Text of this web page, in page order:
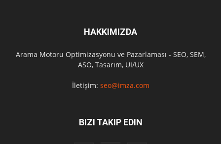
HAKKIMIZDA
Arama Motoru Optimizasyonu ve Pazarlaması - SEO, SEM,
ASO, Tasarım, UI/UX
İletişim: seo@imza.com
BIZI TAKIP EDIN